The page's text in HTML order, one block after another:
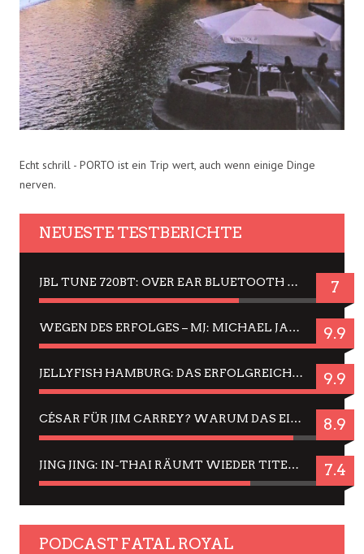
Echt schrill - PORTO ist ein Trip wert, auch wenn einige Dinge
nerven.
NEUESTE TESTBERICHTE
JBL TUNE 720BT: OVER EAR BLUETOOTH KOPFHÖRER UM DIE 50,-€ IM DAUER-TEST 7
WEGEN DES ERFOLGES – MJ: MICHAEL JACKSON MUSICAL IN EINER MATINEE SEHEN 9.9
JELLYFISH HAMBURG: DAS ERFOLGREICHE SOMMER-MENÜ 2025 IN GEFÜHLEN UND BILDERN 9.9
CÉSAR FÜR JIM CARREY? WARUM DAS EINER DER NERVIGSTEN ACTORS IST UND BLEIBT 8.9
JING JING: IN-THAI RÄUMT WIEDER TITEL AB – EIN ZWEI-STUNDEN-ERLEBNISBERICHT 7.4
PODCAST FATAL ROYAL